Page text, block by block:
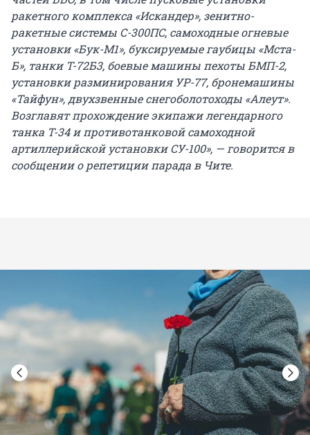
ракетного комплекса «Искандер», зенитно-
ракетные системы С-300ПС, самоходные огневые
установки «Бук-М1», буксируемые гаубицы «Мста-
Б», танки Т-72Б3, боевые машины пехоты БМП-2,
установки разминирования УР-77, бронемашины
«Тайфун», двухзвенные снегоболотоходы «Алеут».
Возглавят прохождение экипажи легендарного
танка Т-34 и противотанковой самоходной
артиллерийской установки СУ-100», — говорится в
сообщении о репетиции парада в Чите.